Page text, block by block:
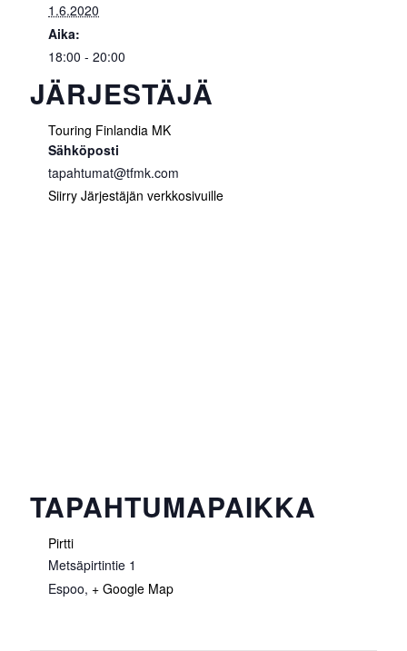
1.6.2020
Aika:
18:00 - 20:00
JÄRJESTÄJÄ
Touring Finlandia MK
Sähköposti
tapahtumat@tfmk.com
Siirry Järjestäjän verkkosivuille
TAPAHTUMAPAIKKA
Pirtti
Metsäpirtintie 1
Espoo, + Google Map